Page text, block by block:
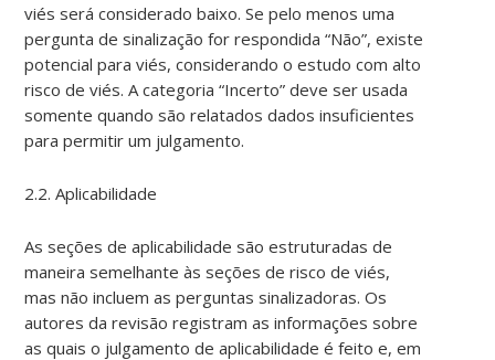
viés será considerado baixo. Se pelo menos uma
pergunta de sinalização for respondida “Não”, existe
potencial para viés, considerando o estudo com alto
risco de viés. A categoria “Incerto” deve ser usada
somente quando são relatados dados insuficientes
para permitir um julgamento.
2.2. Aplicabilidade
As seções de aplicabilidade são estruturadas de
maneira semelhante às seções de risco de viés,
mas não incluem as perguntas sinalizadoras. Os
autores da revisão registram as informações sobre
as quais o julgamento de aplicabilidade é feito e, em